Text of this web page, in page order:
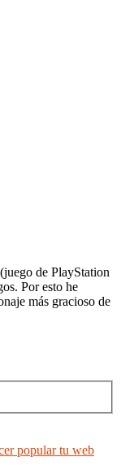
de PlayStation
Por esto he
más gracioso de